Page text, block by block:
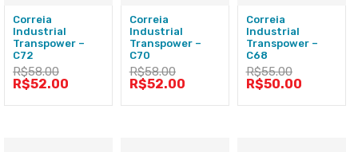
Correia
Industrial
Transpower –
C72
R$58.00
R$52.00
Correia
Industrial
Transpower –
C70
R$58.00
R$52.00
Correia
Industrial
Transpower –
C68
R$55.00
R$50.00